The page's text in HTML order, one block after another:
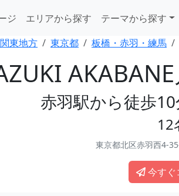
ジ エリアから探す テーマから探す
東地方 東京都 板橋・赤羽・練馬
赤羽駅から徒歩
12
東京都北区赤羽西4-
今すぐ